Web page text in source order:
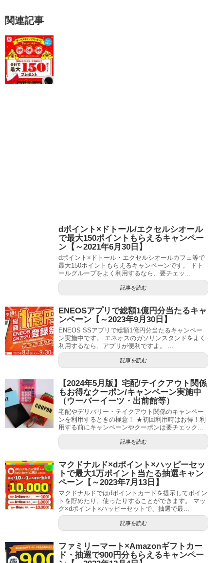
関連記事
dポイント×ドトール/エクセルシオール
で最大150ポイントもらえるキャンペー
ン【～2021年6月30日】
dポイント×ドトール・エクセルシオールカフェ等で
最大150ポイントもらえるキャンペーンです。 ドト
ールグループをよく利用するなら、要チェッ...
記事を読む
ENEOSアプリで総額1億円分当たるキャ
ンペーン【～2023年9月30日】
ENEOS SSアプリで総額1億円分当たるキャンペー
ン実施中です。 エネオスのガソリンスタンドをよく
利用するなら、アプリが便利ですよ。 ...
記事を読む
【2024年5月版】宅配/テイクアウト関係
もお得なクーポン/キャンペーン実施中
（ウーバーイーツ・出前館等）
宅配やデリバリー・テイクアウト関係のキャンペー
ンを利用するときの極意！ ★初回利用時はお得！利
用する前にキャンペーンやクーポンは要チェック...
記事を読む
マクドナルド×dポイント×ハッピーセッ
トで最大1万ポイント当たる抽選キャン
ペーン【～2023年7月13日】
マクドナルドではdポイントカードを提示してポイン
トを貯めたり、使ったりすることができます。 マッ
ク×dポイント×ハッピーセットで、抽選で最...
記事を読む
ファミリーマート×Amazonギフトカー
ド・抽選で900円分もらえるキャンペー